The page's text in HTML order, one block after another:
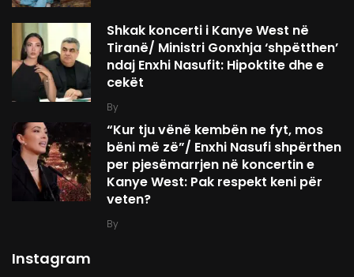
Shkak koncerti i Kanye West në
Tiranë/ Ministri Gonxhja ‘shpëtthen’
ndaj Enxhi Nasufit: Hipoktite dhe e
cekët
By
“Kur tju vënë kembën ne fyt, mos
bëni më zë”/ Enxhi Nasufi shpërthen
per pjesëmarrjen në koncertin e
Kanye West: Pak respekt keni për
veten?
By
Instagram